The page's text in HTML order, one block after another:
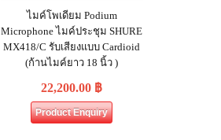
ไมค์โพเดียม Podium
Microphone ไมค์ประชุม SHURE
MX418/C รับเสียงแบบ Cardioid
(ก้านไมค์ยาว 18 นิ้ว )
22,200.00 ฿
Product Enquiry